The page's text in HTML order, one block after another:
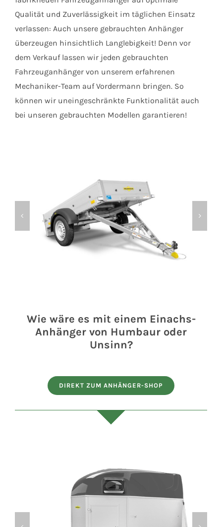
Qualität und Zuverlässigkeit im täglichen Einsatz
verlassen: Auch unsere gebrauchten Anhänger
überzeugen hinsichtlich Langlebigkeit! Denn vor
dem Verkauf lassen wir jeden gebrauchten
Fahrzeuganhänger von unserem erfahrenen
Mechaniker-Team auf Vordermann bringen. So
können wir uneingeschränkte Funktionalität auch
bei unseren gebrauchten Modellen garantieren!
HUMBAUR PKW-Anhänger Startrailer H
752010 DK mit Klappdeichsel
In den WarenkorbDetails
Wie wäre es mit einem Einachs-
Anhänger von Humbaur oder
Unsinn?
DIREKT ZUM ANHÄNGER-SHOP